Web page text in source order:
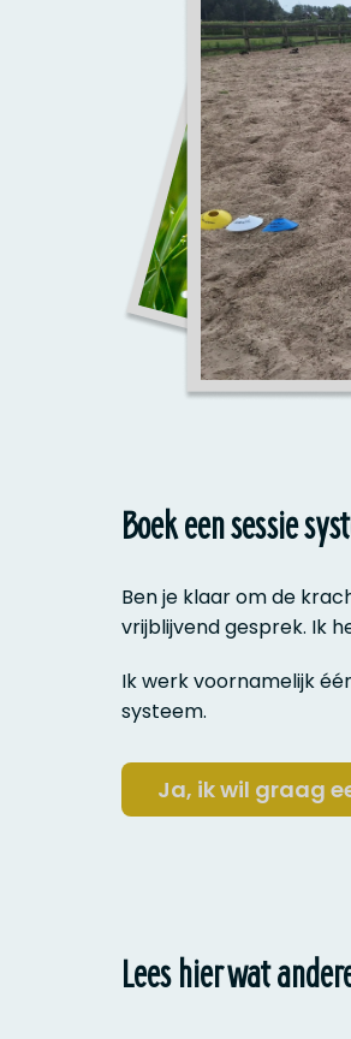
Boek een sessie
Ben je klaar om de
vrijblijvend gesprek. Ik
Ik werk voornamelijk
systeem.
Ja, ik wil graag
Lees hier wat